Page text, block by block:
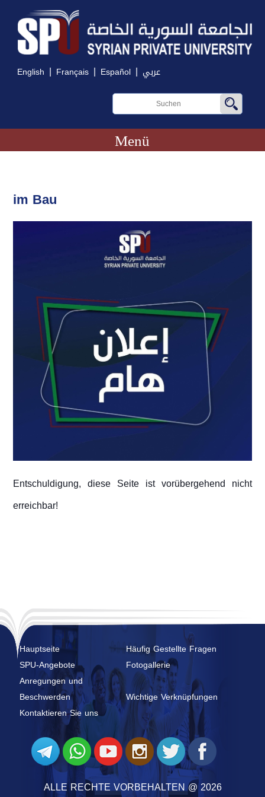
English | Français | Español | عربي
Menü
im Bau
Entschuldigung, diese Seite ist vorübergehend nicht
erreichbar!
Hauptseite
Häufig Gestellte Fragen
SPU-Angebote
Fotogallerie
Anregungen und
Beschwerden
Wichtige Verknüpfungen
Kontaktieren Sie uns
ALLE RECHTE VORBEHALTEN @ 2026